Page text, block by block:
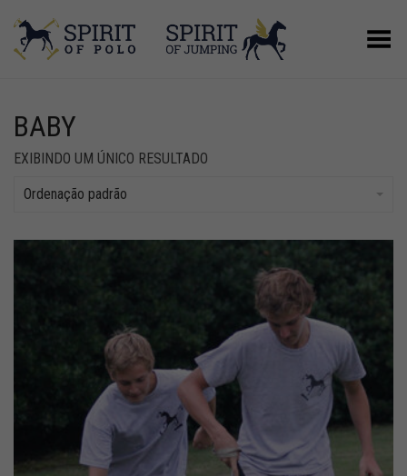
Alternar Menu
BABY
EXIBINDO UM ÚNICO RESULTADO
Ordenação padrão